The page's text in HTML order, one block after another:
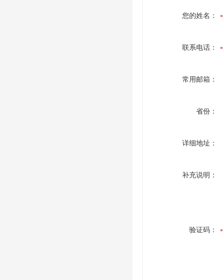
您的姓名：
联系电话：
常用邮箱：
省份：
详细地址：
补充说明：
验证码：